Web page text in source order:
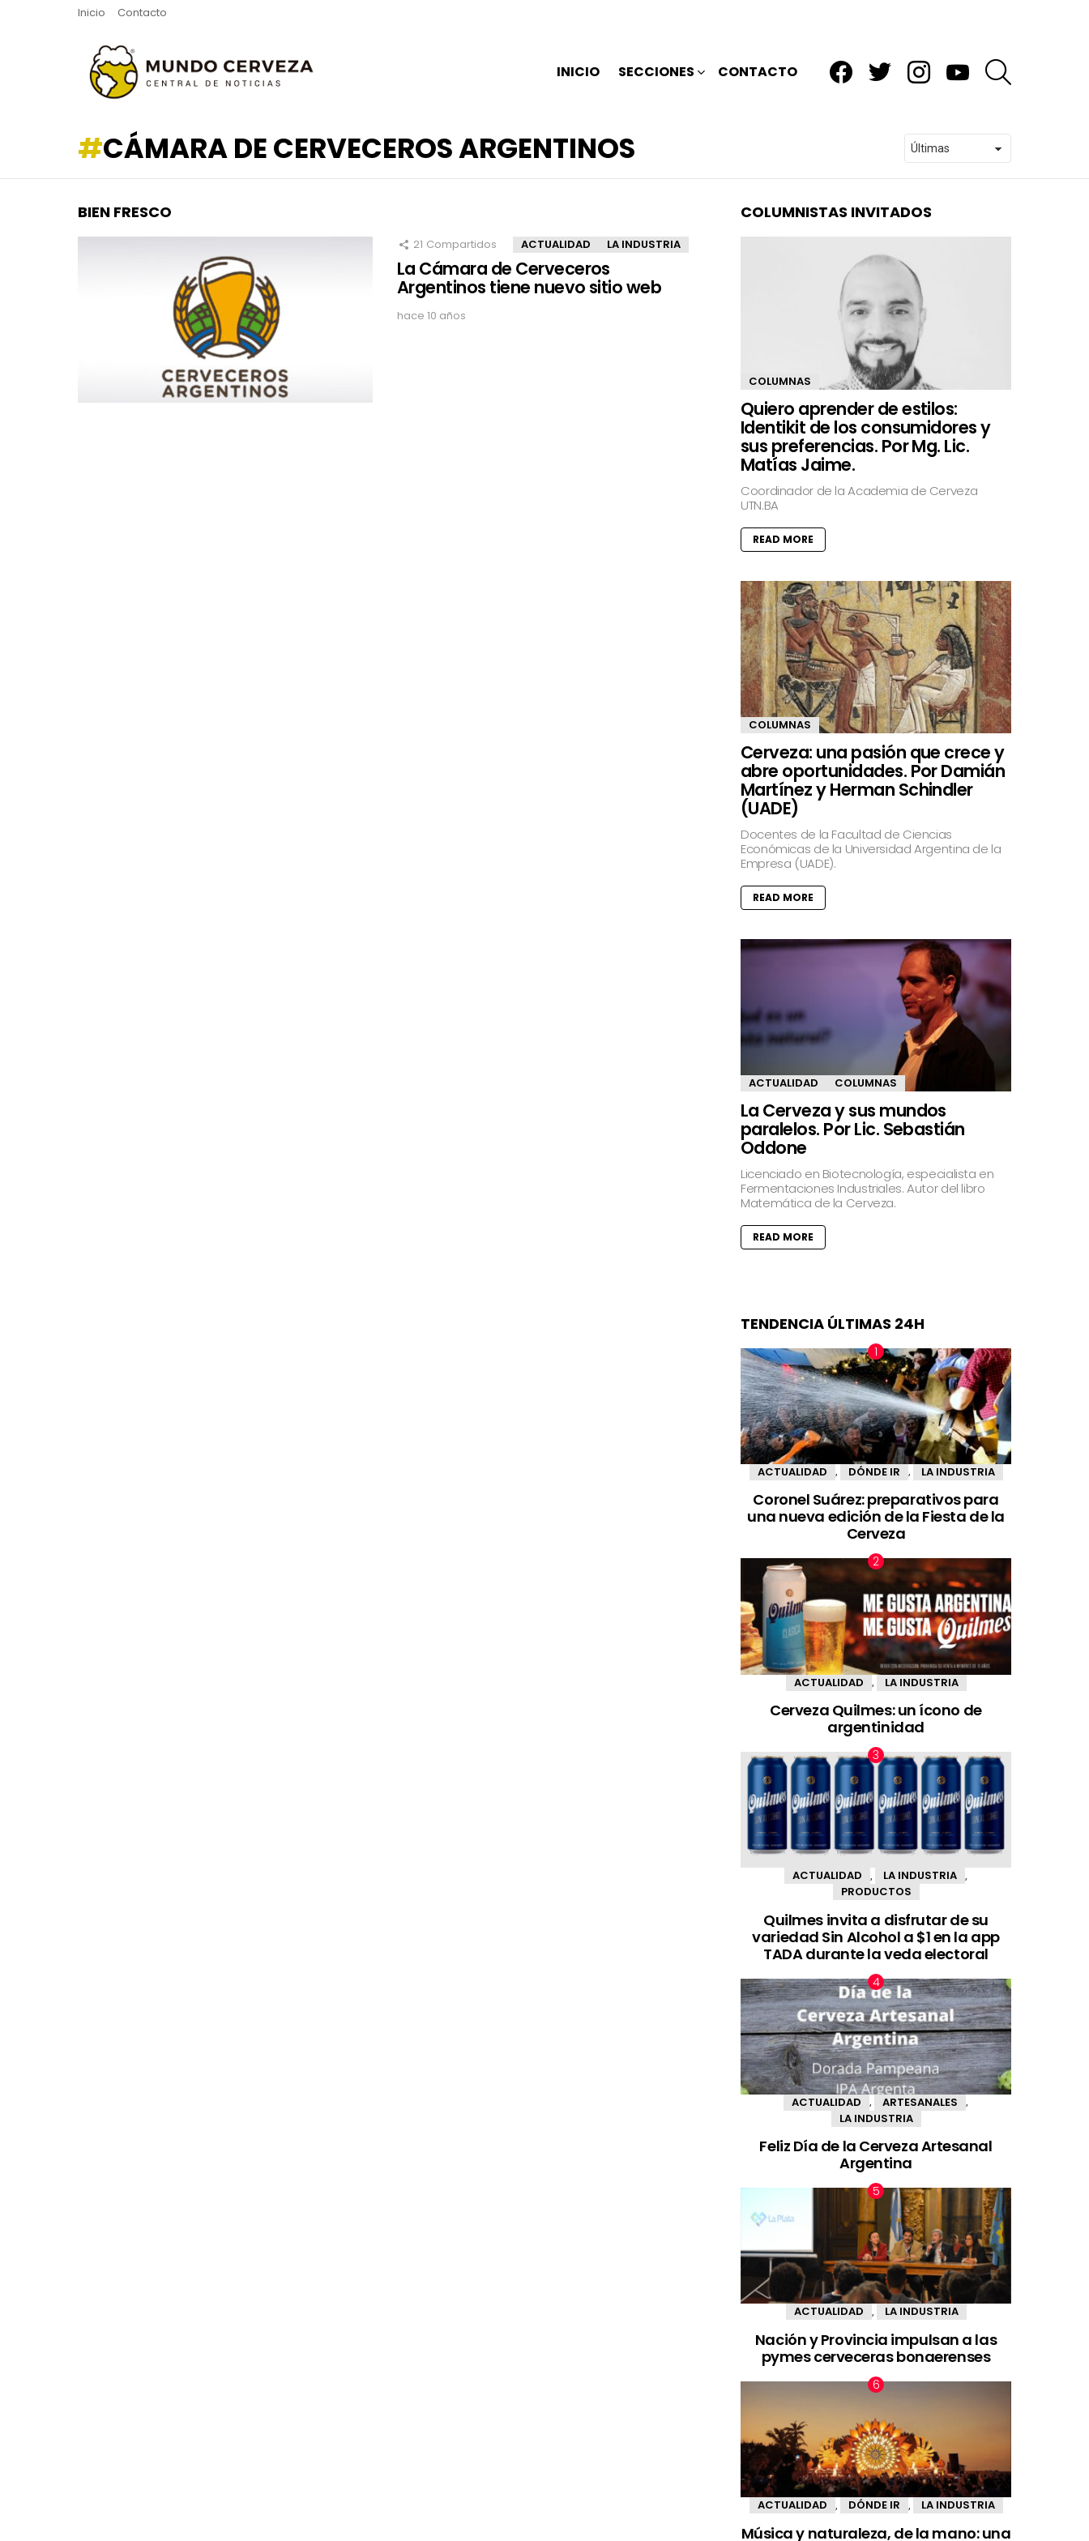
Inicio Contacto
INICIO SECCIONES CONTACTO
CÁMARA DE CERVECEROS ARGENTINOS
BIEN FRESCO
21 Compartidos ACTUALIDAD LA INDUSTRIA
La Cámara de Cerveceros
Argentinos tiene nuevo sitio web
hace 10 años
COLUMNISTAS INVITADOS
COLUMNAS
Quiero aprender de estilos:
Identikit de los consumidores y
sus preferencias. Por Mg. Lic.
Matías Jaime.
Coordinador de la Academia de Cerveza
UTN.BA
READ MORE
COLUMNAS
Cerveza: una pasión que crece y
abre oportunidades. Por Damián
Martínez y Herman Schindler
(UADE)
Docentes de la Facultad de Ciencias
Económicas de la Universidad Argentina de la
Empresa (UADE).
READ MORE
ACTUALIDAD COLUMNAS
La Cerveza y sus mundos
paralelos. Por Lic. Sebastián
Oddone
Licenciado en Biotecnología, especialista en
Fermentaciones Industriales. Autor del libro
Matemática de la Cerveza.
READ MORE
TENDENCIA ÚLTIMAS 24H
ACTUALIDAD , DÓNDE IR , LA INDUSTRIA
Coronel Suárez: preparativos para
una nueva edición de la Fiesta de la
Cerveza
ACTUALIDAD LA INDUSTRIA
Cerveza Quilmes: un ícono de
argentinidad
ACTUALIDAD LA INDUSTRIA
PRODUCTOS
Quilmes invita a disfrutar de su
variedad Sin Alcohol a $1 en la app
TADA durante la veda electoral
ACTUALIDAD , ARTESANALES ,
LA INDUSTRIA
Feliz Día de la Cerveza Artesanal
Argentina
ACTUALIDAD LA INDUSTRIA
Nación y Provincia impulsan a las
pymes cerveceras bonaerenses
ACTUALIDAD DÓNDE IR LA INDUSTRIA
Música y naturaleza, de la mano: una